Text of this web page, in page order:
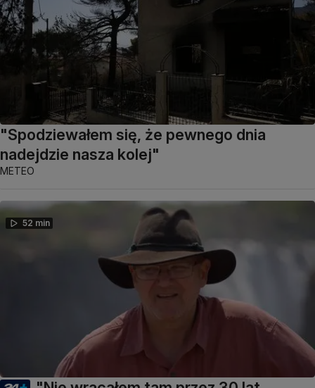
"Spodziewałem się, że pewnego dnia
nadejdzie nasza kolej"
METEO
52 min